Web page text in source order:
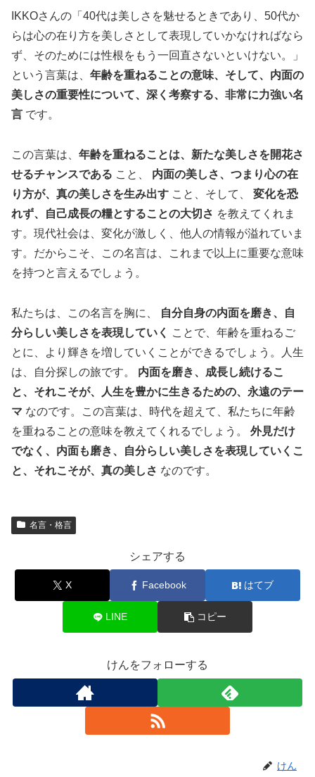
IKKOさんの「40代は美しさを魅せるときであり、50代か
らは心の在り方を美しさとして表現していかなければなら
ず、そのためには性根をもう一回直さないといけない。」
という言葉は、 年齢を重ねることの意味、そして、内面の
美しさの重要性について、深く考察する、非常に力強い名
言 です。
この言葉は、 年齢を重ねることは、新たな美しさを開花さ
せるチャンスである こと、 内面の美しさ、つまり心の在
り方が、真の美しさを生み出す こと、そして、 変化を恐
れず、自己成長の糧とすることの大切さ を教えてくれま
す。現代社会は、変化が激しく、他人の情報が溢れていま
す。だからこそ、この名言は、これまで以上に重要な意味
を持つと言えるでしょう。
私たちは、この名言を胸に、
自分自身の内面を磨き、自
分らしい美しさを表現していく
ことで、年齢を重ねるご
とに、より輝きを増していくことができるでしょう。人生
は、自分探しの旅です。 内面を磨き、成長し続けるこ
と、それこそが、人生を豊かに生きるための、永遠のテー
マ なのです。この言葉は、時代を超えて、私たちに年齢
を重ねることの意味を教えてくれるでしょう。 外見だけ
でなく、内面も磨き、自分らしい美しさを表現していくこ
と、それこそが、真の美しさ なのです。
名言・格言
シェアする
X Facebook はてブ
LINE コピー
けんをフォローする
けん